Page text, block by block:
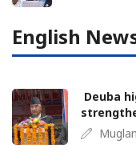
English
Deuba